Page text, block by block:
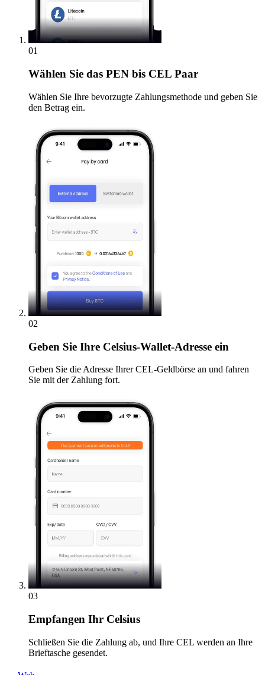
01
Wählen Sie das PEN bis CEL Paar
Wählen Sie Ihre bevorzugte Zahlungsmethode und geben Sie
den Betrag ein.
02
Geben Sie Ihre Celsius-Wallet-Adresse ein
Geben Sie die Adresse Ihrer CEL-Geldbörse an und fahren
Sie mit der Zahlung fort.
03
Empfangen Ihr Celsius
Schließen Sie die Zahlung ab, und Ihre CEL werden an Ihre
Brieftasche gesendet.